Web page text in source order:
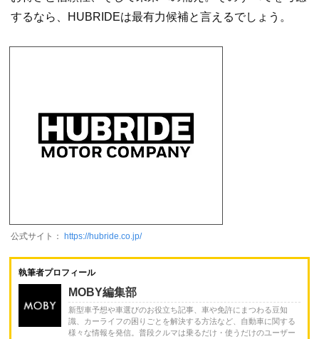
するなら、HUBRIDEは最有力候補と言えるでしょう。
公式サイト： https://hubride.co.jp/
執筆者プロフィール
MOBY編集部
新型車予想や車選びのお役立ち記事、車や免許にまつわる豆知
識、カーライフの困りごとを解決する方法など、自動車に関する
様々な情報を発信。普段クルマは乗るだけ・使うだけのユーザー